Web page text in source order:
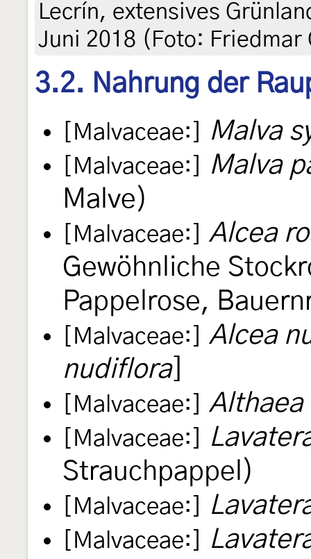
Lecrín, extensives
Juni 2018 (Foto: Friedmar
3.2. Nahrung der
[Malvaceae:] Malva
[Malvaceae:]
Malva
Malve)
[Malvaceae:]
Alcea
Gewöhnliche
Pappelrose,
[Malvaceae:]
Alcea
nudiflora]
[Malvaceae:]
[Malvaceae:]
Strauchpappel)
[Malvaceae:]
[Malvaceae:]